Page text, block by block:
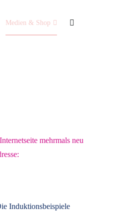
Medien & Shop
mehrmals neu
Induktionsbeispiele